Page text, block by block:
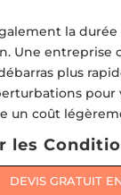
la
Une entreprise
plus
pour
un coût
les
de Paiement
DEVIS GRATUIT